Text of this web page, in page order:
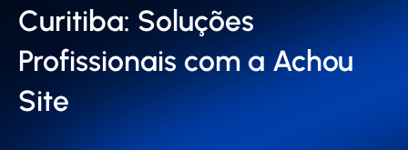
Curitiba: Soluções
Profissionais com a Achou
Site